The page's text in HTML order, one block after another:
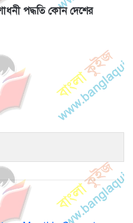
পদ্ধতি কোন দেশের